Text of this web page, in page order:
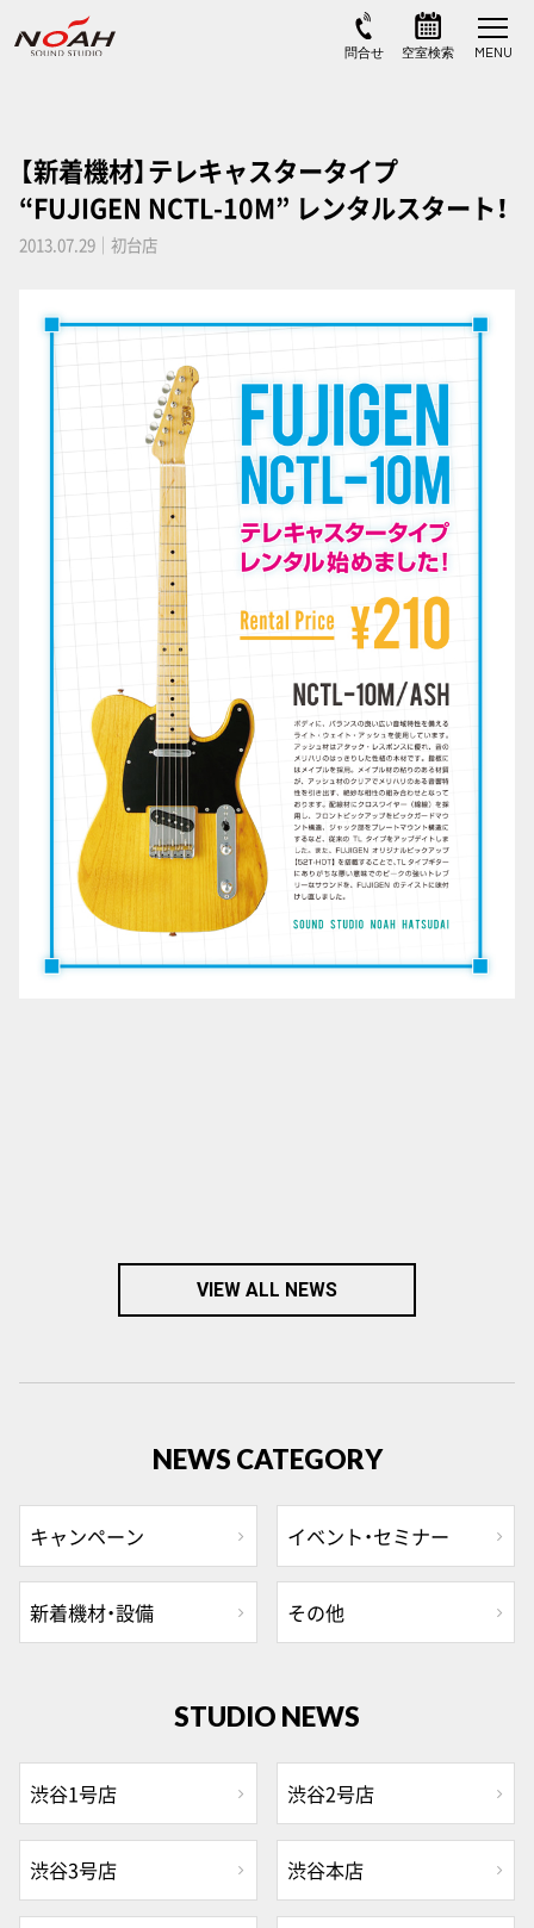
【新着機材】テレキャスタータイプ
“FUJIGEN NCTL-10M” レンタルスタート！
2013.07.29｜初台店
VIEW ALL NEWS
NEWS CATEGORY
キャンペーン イベント・セミナー
新着機材・設備 その他
STUDIO NEWS
渋谷1号店 渋谷2号店
渋谷3号店 渋谷本店